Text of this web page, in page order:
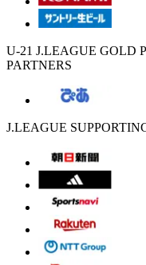
U-21 J.LEAGUE GOLD
PARTNERS
J.LEAGUE